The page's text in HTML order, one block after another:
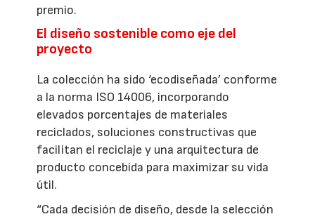
premio.
El diseño sostenible como eje del
proyecto
La colección ha sido ‘ecodiseñada’ conforme
a la norma ISO 14006, incorporando
elevados porcentajes de materiales
reciclados, soluciones constructivas que
facilitan el reciclaje y una arquitectura de
producto concebida para maximizar su vida
útil.
“Cada decisión de diseño, desde la selección